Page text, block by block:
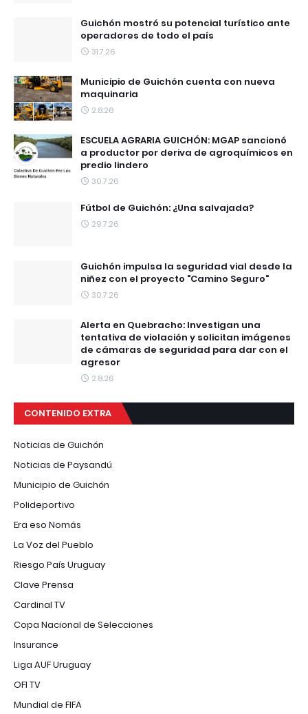
Guichón mostró su potencial turístico ante
operadores de todo el país
31.7.26
Municipio de Guichón cuenta con nueva
maquinaria
2.8.26
ESCUELA AGRARIA GUICHÓN: MGAP sancionó
a productor por deriva de agroquímicos en
predio lindero
30.7.26
Fútbol de Guichón: ¿Una salvajada?
29.7.26
Guichón impulsa la seguridad vial desde la
niñez con el proyecto "Camino Seguro"
30.7.26
Alerta en Quebracho: Investigan una
tentativa de violación y solicitan imágenes
de cámaras de seguridad para dar con el
agresor
2.8.26
CONTENIDO EXTRA
Noticias de Guichón
Noticias de Paysandú
Municipio de Guichón
Polideportivo
Era eso Nomás
La Voz del Pueblo
Riesgo País Uruguay
Clave Prensa
Cardinal TV
Copa Nacional de Selecciones
Insurance
Liga AUF Uruguay
OFI TV
Mundial de FIFA